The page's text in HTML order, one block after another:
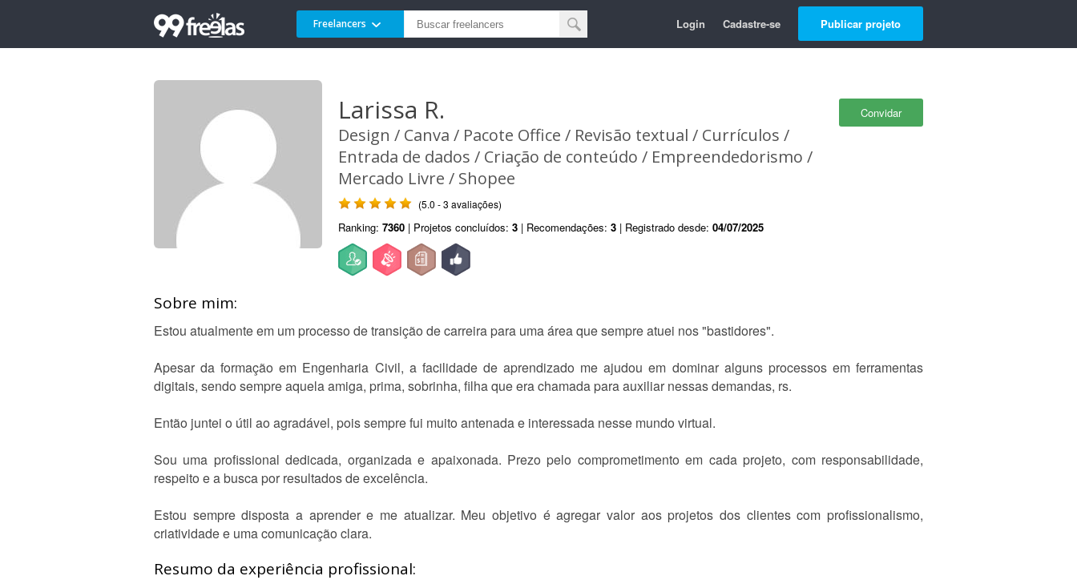
Freelancers Login Cadastre-se Publicar projeto
Convidar
Larissa R.
Design / Canva / Pacote Office / Revisão textual / Currículos /
Entrada de dados / Criação de conteúdo / Empreendedorismo /
Mercado Livre / Shopee
(5.0 - 3 avaliações)
Ranking: 7360 | Projetos concluídos: 3 | Recomendações: 3 | Registrado desde: 04/07/2025
Sobre mim:
Estou atualmente em um processo de transição de carreira para uma área que sempre atuei nos "bastidores".
Apesar da formação em Engenharia Civil, a facilidade de aprendizado me ajudou em dominar alguns processos em ferramentas
digitais, sendo sempre aquela amiga, prima, sobrinha, filha que era chamada para auxiliar nessas demandas, rs.
Então juntei o útil ao agradável, pois sempre fui muito antenada e interessada nesse mundo virtual.
Sou uma profissional dedicada, organizada e apaixonada. Prezo pelo comprometimento em cada projeto, com responsabilidade,
respeito e a busca por resultados de excelência.
Estou sempre disposta a aprender e me atualizar. Meu objetivo é agregar valor aos projetos dos clientes com profissionalismo,
criatividade e uma comunicação clara.
Resumo da experiência profissional: